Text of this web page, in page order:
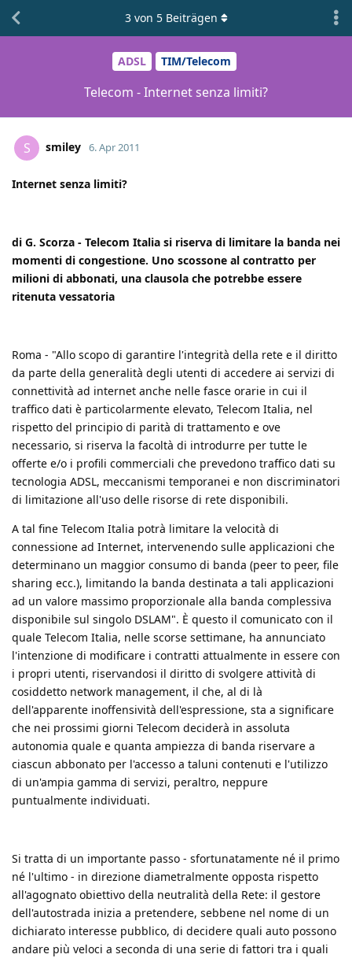
ADSL TIM/Telecom
Telecom - Internet senza limiti?
3von 5Beiträgen
S smiley 6. Apr 2011
Internet senza limiti?
di G. Scorza - Telecom Italia si riserva di limitare la banda nei
momenti di congestione. Uno scossone al contratto per
milioni di abbonati, una clausola che potrebbe essere
ritenuta vessatoria
Roma - "Allo scopo di garantire l'integrità della rete e il diritto
da parte della generalità degli utenti di accedere ai servizi di
connettività ad internet anche nelle fasce orarie in cui il
traffico dati è particolarmente elevato, Telecom Italia, nel
rispetto del principio di parità di trattamento e ove
necessario, si riserva la facoltà di introdurre per tutte le
offerte e/o i profili commerciali che prevedono traffico dati su
tecnologia ADSL, meccanismi temporanei e non discriminatori
di limitazione all'uso delle risorse di rete disponibili.
A tal fine Telecom Italia potrà limitare la velocità di
connessione ad Internet, intervenendo sulle applicazioni che
determinano un maggior consumo di banda (peer to peer, file
sharing ecc.), limitando la banda destinata a tali applicazioni
ad un valore massimo proporzionale alla banda complessiva
disponibile sul singolo DSLAM". È questo il comunicato con il
quale Telecom Italia, nelle scorse settimane, ha annunciato
l'intenzione di modificare i contratti attualmente in essere con
i propri utenti, riservandosi il diritto di svolgere attività di
cosiddetto network management, il che, al di là
dell'apparente inoffensività dell'espressione, sta a significare
che nei prossimi giorni Telecom deciderà in assoluta
autonomia quale e quanta ampiezza di banda riservare a
ciascun abbonato per l'accesso a taluni contenuti e l'utilizzo
di un'ampia gamma di servizi, peraltro, neppure
puntualmente individuati.
Si tratta di un importante passo - sfortunatamente né il primo
né l'ultimo - in direzione diametralmente opposta rispetto
all'agognato obiettivo della neutralità della Rete: il gestore
dell'autostrada inizia a pretendere, sebbene nel nome di un
dichiarato interesse pubblico, di decidere quali auto possono
andare più veloci a seconda di una serie di fattori tra i quali